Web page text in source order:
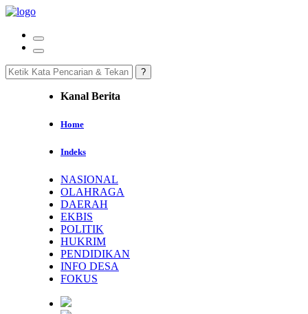
Kanal Berita
Home
Indeks
NASIONAL
OLAHRAGA
DAERAH
EKBIS
POLITIK
HUKRIM
PENDIDIKAN
INFO DESA
FOKUS